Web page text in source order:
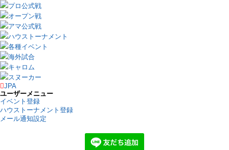
プロ公式戦
オープン戦
アマ公式戦
ハウストーナメント
各種イベント
海外試合
キャロム
スヌーカー
JPA
ユーザーメニュー
イベント登録
ハウストーナメント登録
メール通知設定